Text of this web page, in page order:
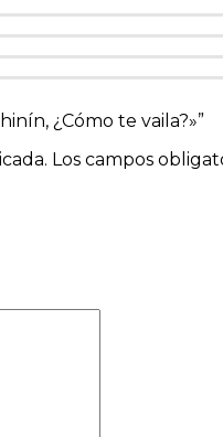
¿Cómo te vaila?»”
Los campos